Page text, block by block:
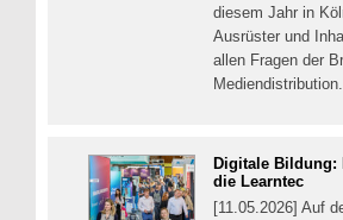
diesem Jahr in
Ausrüster und
allen Fragen der
Mediendistribution.
Digitale Bildung:
die Learntec
[11.05.2026] Auf